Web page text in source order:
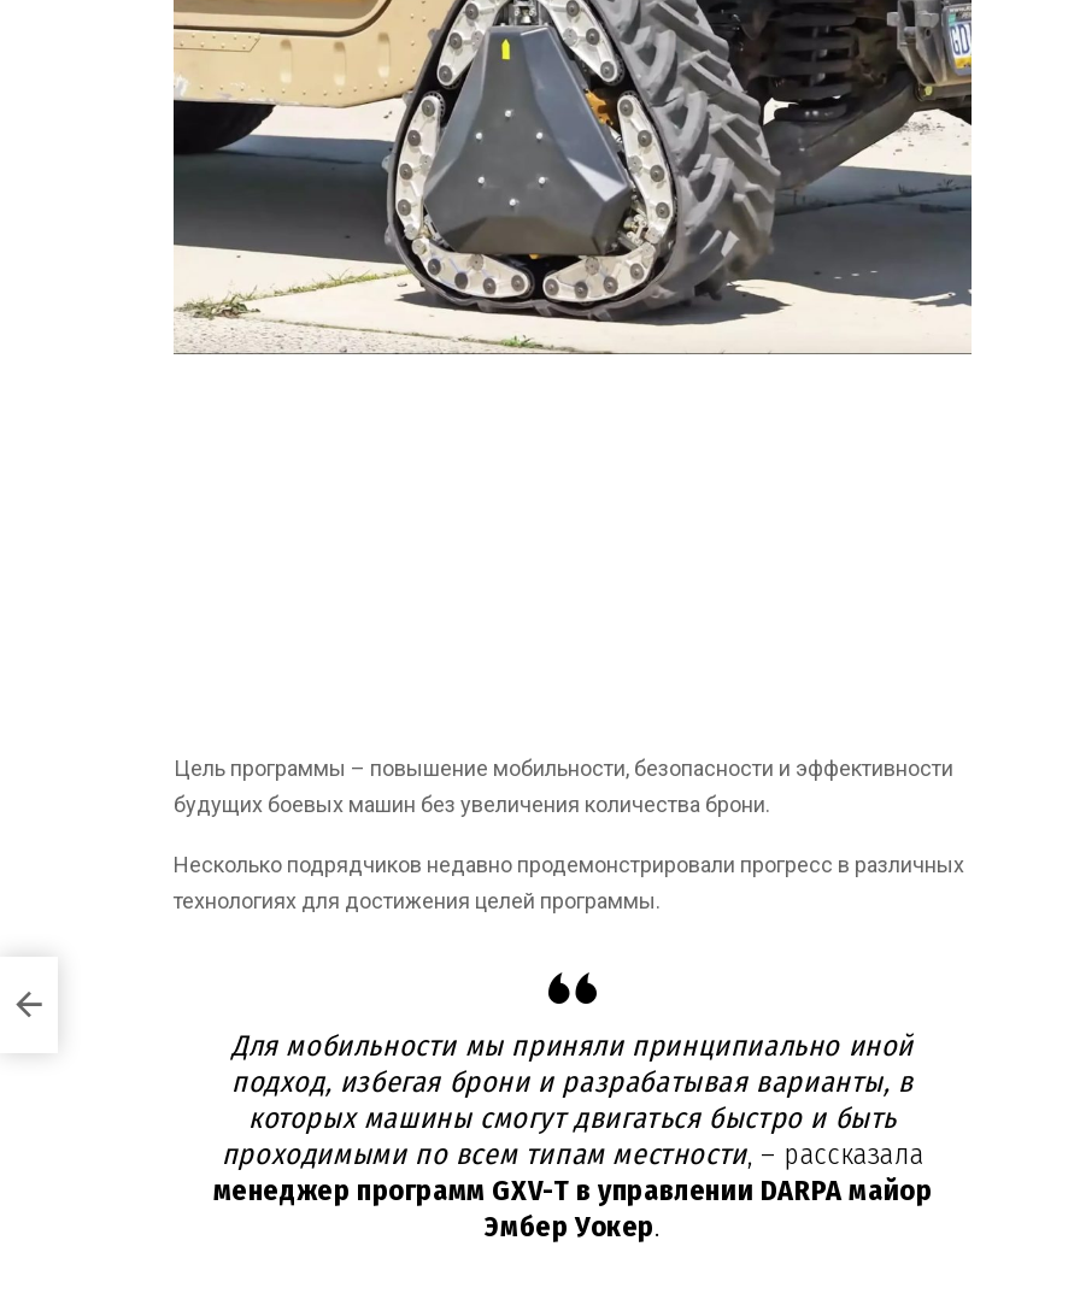
Цель программы – повышение мобильности, безопасности и эффективности
будущих боевых машин без увеличения количества брони.
Несколько подрядчиков недавно продемонстрировали прогресс в различных
технологиях для достижения целей программы.
Для мобильности мы приняли принципиально иной
подход, избегая брони и разрабатывая варианты, в
которых машины смогут двигаться быстро и быть
проходимыми по всем типам местности, – рассказала
менеджер программ GXV-T в управлении DARPA майор
Эмбер Уокер.